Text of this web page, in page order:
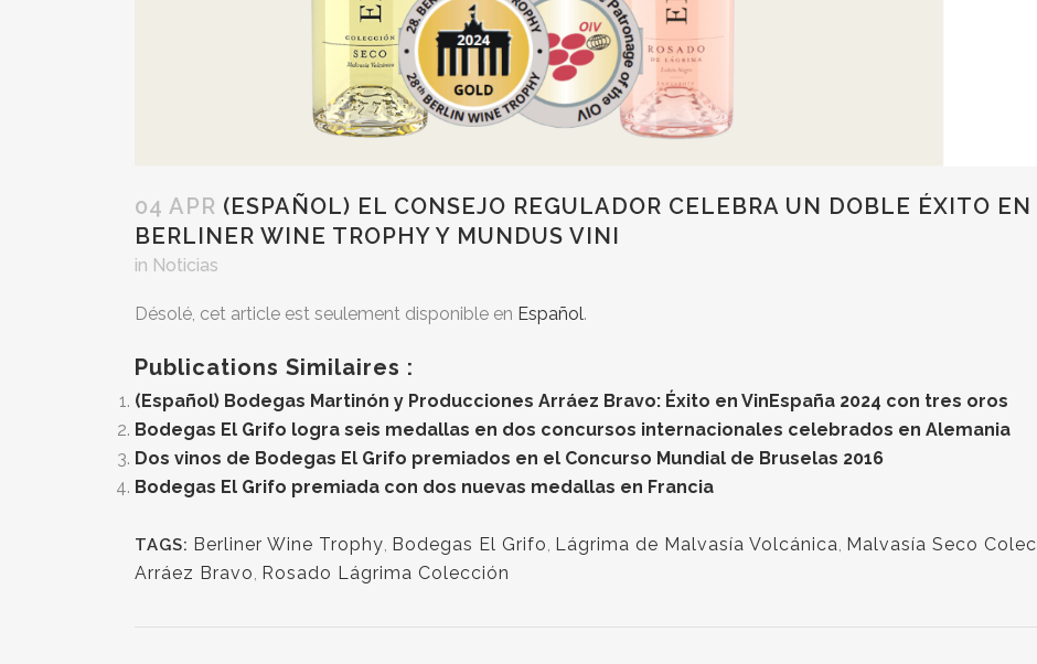
04 APR (ESPAÑOL) EL CONSEJO REGULADOR CELEBRA UN DOBLE ÉXITO EN
BERLINER WINE TROPHY Y MUNDUS VINI
in Noticias
Désolé, cet article est seulement disponible en Español.
Publications Similaires :
(Español) Bodegas Martinón y Producciones Arráez Bravo: Éxito en VinEspaña 2024 con tres oros
Bodegas El Grifo logra seis medallas en dos concursos internacionales celebrados en Alemania
Dos vinos de Bodegas El Grifo premiados en el Concurso Mundial de Bruselas 2016
Bodegas El Grifo premiada con dos nuevas medallas en Francia
TAGS: Berliner Wine Trophy, Bodegas El Grifo, Lágrima de Malvasía Volcánica, Malvasía Seco
Arráez Bravo, Rosado Lágrima Colección